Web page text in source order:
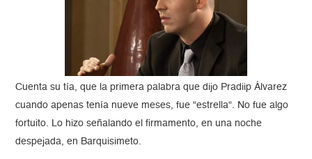
Cuenta su tía, que la primera palabra que dijo Pradiip Álvarez
cuando apenas tenía nueve meses, fue “estrella“. No fue algo
fortuito. Lo hizo señalando el firmamento, en una noche
despejada, en Barquisimeto.